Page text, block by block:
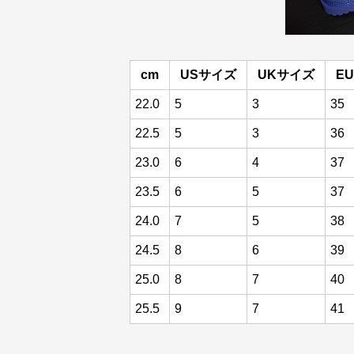
cm USサイズ UKサイズ
22.0 5 3 35
22.5 5 3 36
23.0 6 4 37
23.5 6 5 37
24.0 7 5 38
24.5 8 6 39
25.0 8 7 40
25.5 9 7 41